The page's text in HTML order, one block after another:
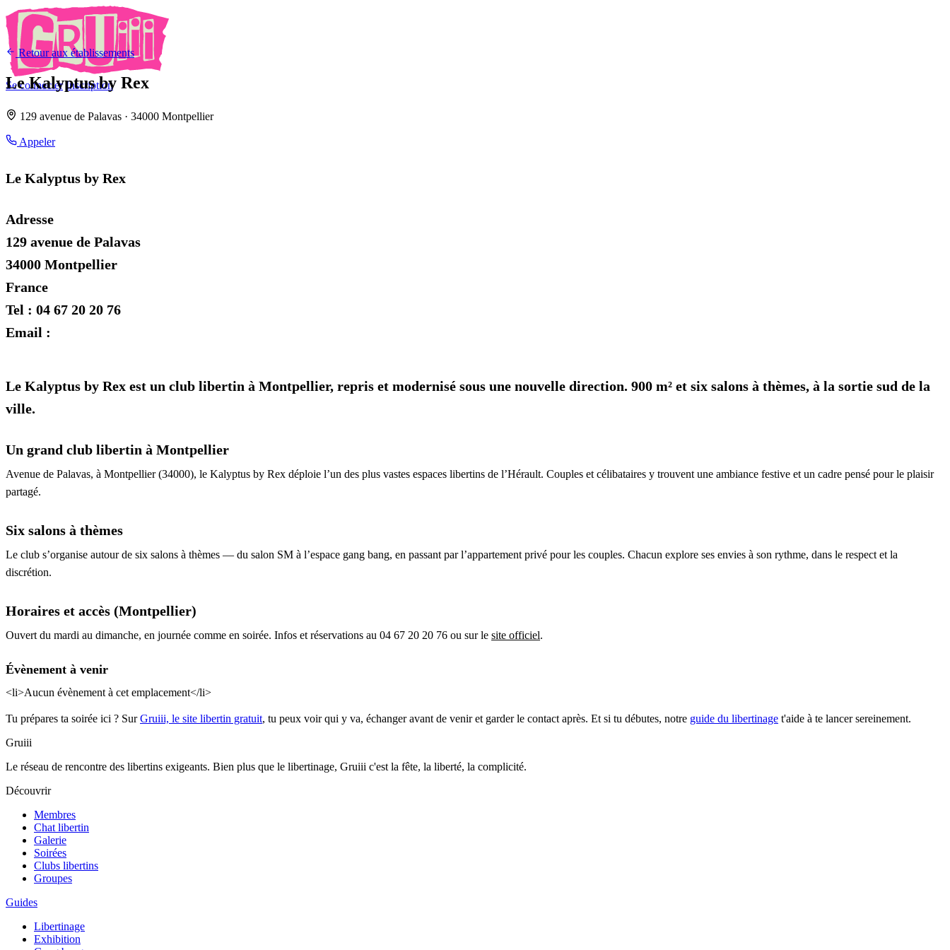
Se connecter Inscription
Retour aux établissements
Le Kalyptus by Rex
129 avenue de Palavas · 34000 Montpellier
Appeler
Le Kalyptus by Rex
Adresse
129 avenue de Palavas
34000 Montpellier
France
Tel : 04 67 20 20 76
Email :
Le Kalyptus by Rex est un club libertin à Montpellier, repris et modernisé sous une nouvelle direction. 900 m² et six salons à thèmes, à la sortie sud de la
ville.
Un grand club libertin à Montpellier
Avenue de Palavas, à Montpellier (34000), le Kalyptus by Rex déploie l’un des plus vastes espaces libertins de l’Hérault. Couples et célibataires y trouvent une ambiance festive et un cadre pensé pour le plaisir
partagé.
Six salons à thèmes
Le club s’organise autour de six salons à thèmes — du salon SM à l’espace gang bang, en passant par l’appartement privé pour les couples. Chacun explore ses envies à son rythme, dans le respect et la
discrétion.
Horaires et accès (Montpellier)
Ouvert du mardi au dimanche, en journée comme en soirée. Infos et réservations au 04 67 20 20 76 ou sur le site officiel.
Évènement à venir
<li>Aucun évènement à cet emplacement</li>
Tu prépares ta soirée ici ? SurGruiii, le site libertin gratuit, tu peux voir qui y va, échanger avant de venir et garder le contact après. Et si tu débutes, notre guide du libertinage t'aide à te lancer sereinement.
Gruiii
Le réseau de rencontre des libertins exigeants. Bien plus que le libertinage, Gruiii c'est la fête, la liberté, la complicité.
Découvrir
Membres
Chat libertin
Galerie
Soirées
Clubs libertins
Groupes
Guides
Libertinage
Exhibition